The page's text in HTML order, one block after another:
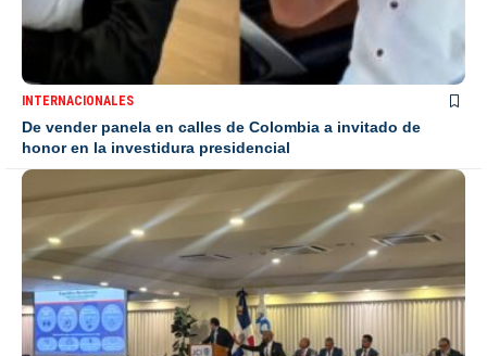
INTERNACIONALES
De vender panela en calles de Colombia a invitado de
honor en la investidura presidencial